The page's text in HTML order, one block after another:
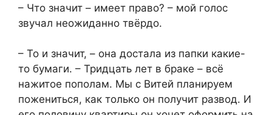
– Что значит – имеет право? – мой голос
звучал неожиданно твёрдо.
– То и значит, – она достала из папки какие-
то бумаги. – Тридцать лет в браке – всё
нажитое пополам. Мы с Витей планируем
пожениться, как только он получит развод. И